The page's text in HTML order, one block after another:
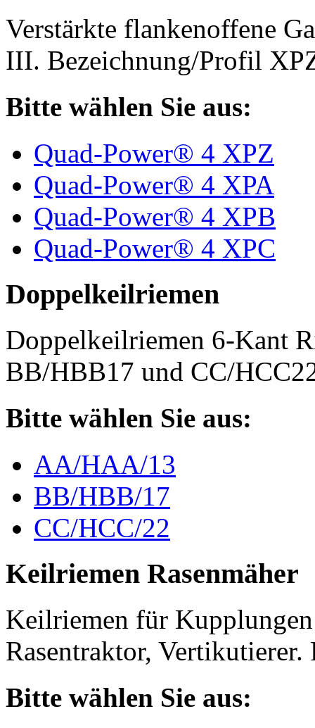
Verstärkte flankenoffene
III. Bezeichnung/Profil
Bitte wählen Sie aus:
Quad-Power® 4 XPZ
Quad-Power® 4 XPA
Quad-Power® 4 XPB
Quad-Power® 4 XPC
Doppelkeilriemen
Doppelkeilriemen 6-Kant
BB/HBB17 und CC/
Bitte wählen Sie aus:
AA/HAA/13
BB/HBB/17
CC/HCC/22
Keilriemen Rasenmäher
Keilriemen für Kupplungen
Rasentraktor,
Bitte wählen Sie aus: